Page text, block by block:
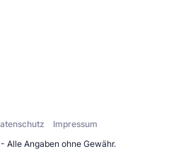
- Alle Angaben ohne Gewähr.
Impressum